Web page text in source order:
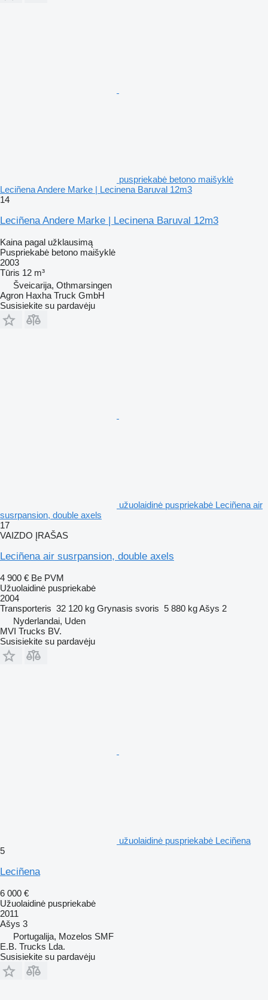
puspriekabė betono maišyklė
Leciñena Andere Marke | Lecinena Baruval 12m3
14
Leciñena Andere Marke | Lecinena Baruval 12m3
Kaina pagal užklausimą
Puspriekabė betono maišyklė
2003
Tūris 12 m³
Šveicarija, Othmarsingen
Agron Haxha Truck GmbH
Susisiekite su pardavėju
užuolaidinė puspriekabė Leciñena air
susrpansion, double axels
17
VAIZDO ĮRAŠAS
Leciñena air susrpansion, double axels
4 900 € Be PVM
Užuolaidinė puspriekabė
2004
Transporteris 32 120 kg Grynasis svoris 5 880 kgAšys 2
Nyderlandai, Uden
MVI Trucks BV.
Susisiekite su pardavėju
užuolaidinė puspriekabė Leciñena
5
Leciñena
6 000 €
Užuolaidinė puspriekabė
2011
Ašys 3
Portugalija, Mozelos SMF
E.B. Trucks Lda.
Susisiekite su pardavėju